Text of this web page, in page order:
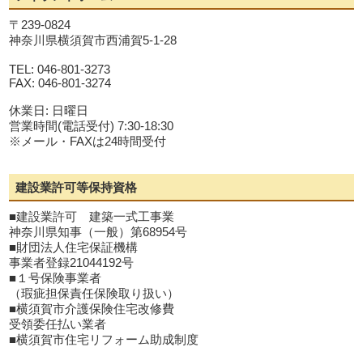
〒239-0824
神奈川県横須賀市西浦賀5-1-28
TEL: 046-801-3273
FAX: 046-801-3274
休業日: 日曜日
営業時間(電話受付) 7:30-18:30
※メール・FAXは24時間受付
建設業許可等保持資格
■建設業許可 建築一式工事業
神奈川県知事（一般）第68954号
■財団法人住宅保証機構
事業者登録21044192号
■１号保険事業者
（瑕疵担保責任保険取り扱い）
■横須賀市介護保険住宅改修費
受領委任払い業者
■横須賀市住宅リフォーム助成制度